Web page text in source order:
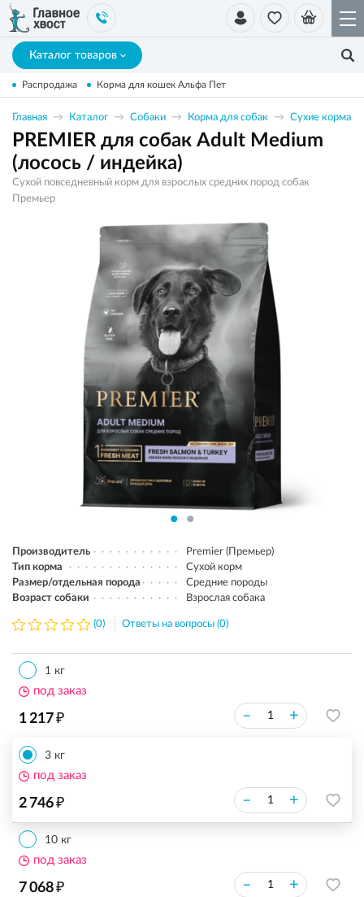
Каталог товаров
Распродажа Корма для кошек Альфа Пет
Главная Каталог Собаки Корма для собак Сухие корма
PREMIER для собак Adult Medium
(лосось / индейка)
Сухой повседневный корм для взрослых средних пород собак
Премьер
Производитель
Premier (Премьер)
Тип корма
Сухой корм
Размер/отдельная порода
Средние породы
Возраст собаки
Взрослая собака
(0) Ответы на вопросы (0)
1 кг
1 217₽ – +
под заказ
3 кг
2 746₽ – +
под заказ
10 кг
7 068₽ – +
под заказ